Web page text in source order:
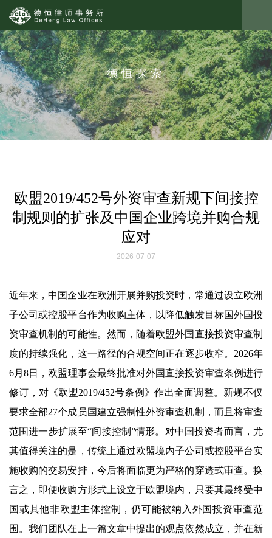
德恒探索
欧盟2019/452号外资审查新规下间接控
制规则的扩张及中国企业跨境并购合规
应对
2026-07-07
近年来，中国企业在欧洲开展并购投资时，常通过设立欧洲
子公司或控股平台作为收购主体，以降低触发目标国外国投
资审查机制的可能性。然而，随着欧盟外国直接投资审查制
度的持续强化，这一路径的合规空间正在逐步收窄。2026年
6月8日，欧盟理事会最终批准对外国直接投资审查条例进行
修订，对《欧盟2019/452号条例》作出全面调整。新规不仅
要求全部27个成员国建立强制性外资审查机制，而且将审查
范围进一步扩展至“间接控制”情形。对中国投资者而言，尤
其值得关注的是，传统上通过欧盟境内子公司或控股平台实
施收购的交易安排，今后将面临更为严格的穿透式审查。换
言之，即便收购方形式上设立于欧盟境内，只要其最终受中
国或其他非欧盟主体控制，仍可能被纳入外国投资审查范
围。我们团队在上一篇文章中提出的观点依然成立，并在新